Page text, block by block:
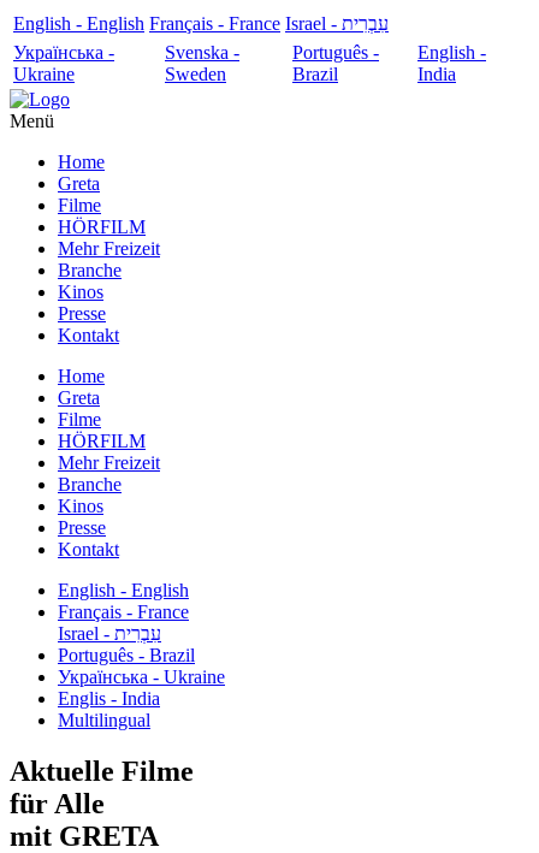
English - English Français - France
עִבְרִית - Israel
Українська -
Ukraine
Svenska -
Sweden
Português -
Brazil
English -
India
Menü
Home
Greta
Filme
HÖRFILM
Mehr Freizeit
Branche
Kinos
Presse
Kontakt
Home
Greta
Filme
HÖRFILM
Mehr Freizeit
Branche
Kinos
Presse
Kontakt
English - English
Français - France
עִבְרִית - Israel
Português - Brazil
Українська - Ukraine
Englis - India
Multilingual
Aktuelle Filme
für Alle
mit GRETA